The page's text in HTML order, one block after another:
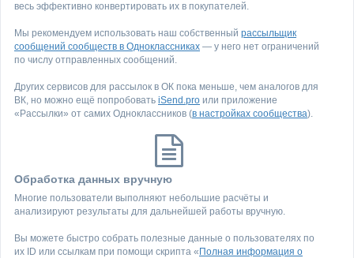
весь эффективно конвертировать их в покупателей.
Мы рекомендуем использовать наш собственный рассыльщик
сообщений сообществ в Одноклассниках — у него нет ограничений
по числу отправленных сообщений.
Других сервисов для рассылок в ОК пока меньше, чем аналогов для
ВК, но можно ещё попробовать iSend.pro или приложение
«Рассылки» от самих Одноклассников (в настройках сообщества).
Обработка данных вручную
Многие пользователи выполняют небольшие расчёты и
анализируют результаты для дальнейшей работы вручную.
Вы можете быстро собрать полезные данные о пользователях по
их ID или ссылкам при помощи скрипта « Полная информация о